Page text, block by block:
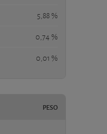
5,88 %
0,74 %
0,01 %
PESO